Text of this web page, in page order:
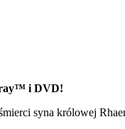
ray™ i DVD!
syna królowej